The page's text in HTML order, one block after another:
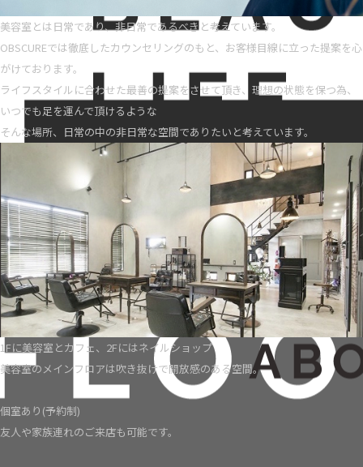
美容室とは日常であり、非日常であるべきと考えています。
OBSCUREでは徹底したカウンセリングのもと、お客様目線に立った提案を心
がけております。
ライフスタイルに合わせた最善の提案をさせて頂き、理想の状態を保つ為、
いつでも足を運んで頂けるような
そんな場所、日常の中の非日常な空間でありたいと考えています。
1Fに美容室とカフェ、2Fにはネイルショップ
美容室のメインフロアは吹き抜けで開放感のある空間。
個室あり(予約制)
友人や家族連れのご来店も可能です。